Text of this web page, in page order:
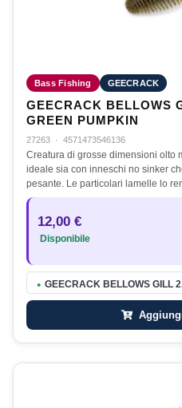
Bass Fishing GEECRACK
GEECRACK BELLOWS
GREEN PUMPKIN
27263 · 4571473546136
Creatura di grosse dimensioni olto
ideale sia con inneschi no sinker
pesante. Le particolari lamelle lo
12,00 €
Disponibile
● GEECRACK BELLOWS GILL